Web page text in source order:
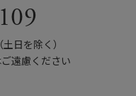
日を除く）
遠慮ください